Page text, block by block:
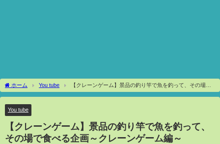
ホーム You tube
【クレーンゲーム】景品の釣り竿で魚を釣って、その場で
食べる企画～クレーンゲーム編～
You tube
【クレーンゲーム】景品の釣り竿で魚を釣って、
その場で食べる企画～クレーンゲーム編～